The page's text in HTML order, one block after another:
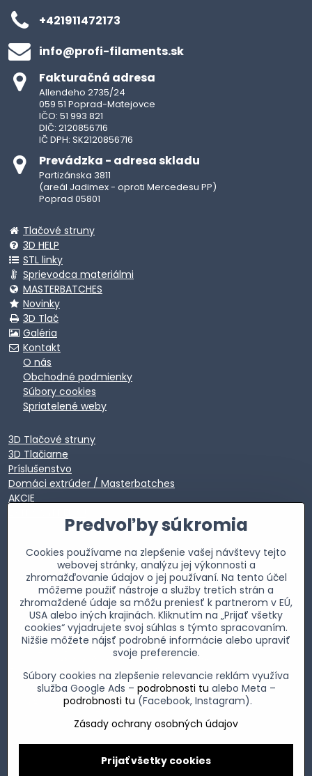
+421911472173
info​@profi-filaments​.sk
Fakturačná adresa
Allendeho 2735/24
059 51 Poprad-Matejovce
IČO: 51 993 821
DIČ: 2120856716
IČ DPH: SK2120856716
Prevádzka - adresa skladu
Partizánska 3811
(areál Jadimex - oproti Mercedesu PP)
Poprad 05801
Tlačové struny
3D HELP
STL linky
Sprievodca materiálmi
MASTERBATCHES
Novinky
3D Tlač
Galéria
Kontakt
O nás
Obchodné podmienky
Súbory cookies
Spriatelené weby
3D Tlačové struny
3D Tlačiarne
Príslušenstvo
Domáci extrúder / Masterbatches
AKCIE
©2026Copyright
Predvoľby súkromia
Cookies používame na zlepšenie vašej návštevy tejto
webovej stránky, analýzu jej výkonnosti a
zhromažďovanie údajov o jej používaní. Na tento účel
môžeme použiť nástroje a služby tretích strán a
zhromaždené údaje sa môžu preniesť k partnerom v EÚ,
USA alebo iných krajinách. Kliknutím na „Prijať všetky
cookies“ vyjadrujete svoj súhlas s týmto spracovaním.
Nižšie môžete nájsť podrobné informácie alebo upraviť
svoje preferencie.
Súbory cookies na zlepšenie relevancie reklám využíva
služba Google Ads – podrobnosti tu alebo Meta –
podrobnosti tu (Facebook, Instagram).
Zásady ochrany osobných údajov
Prijať všetky cookies